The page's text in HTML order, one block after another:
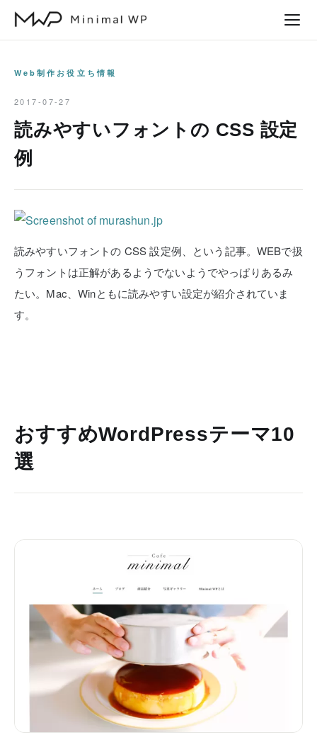
Web制作お役立ち情報
2017-07-27
読みやすいフォントの CSS 設定
例
読みやすいフォントの CSS 設定例、という記事。WEBで扱
うフォントは正解があるようでないようでやっぱりあるみ
たい。Mac、Winともに読みやすい設定が紹介されていま
す。
おすすめWordPressテーマ10
選